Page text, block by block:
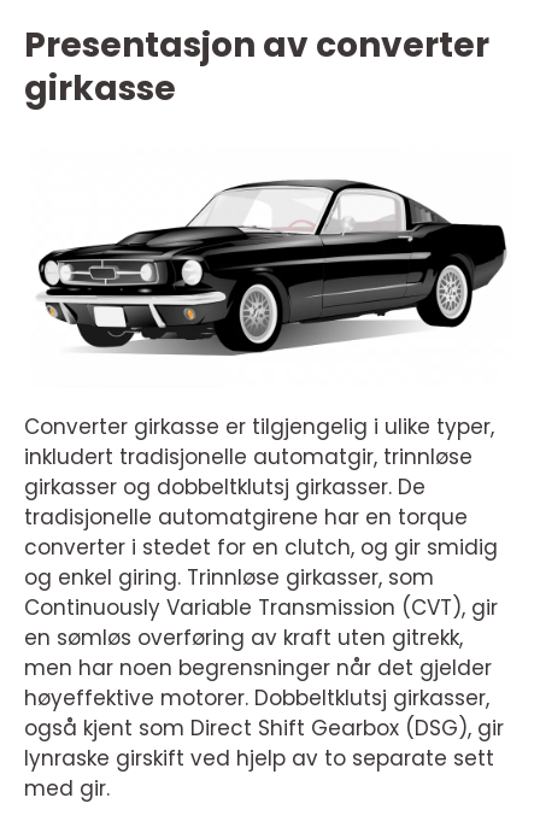
Presentasjon av converter
girkasse
Converter girkasse er tilgjengelig i ulike typer,
inkludert tradisjonelle automatgir, trinnløse
girkasser og dobbeltklutsj girkasser. De
tradisjonelle automatgirene har en torque
converter i stedet for en clutch, og gir smidig
og enkel giring. Trinnløse girkasser, som
Continuously Variable Transmission (CVT), gir
en sømløs overføring av kraft uten gitrekk,
men har noen begrensninger når det gjelder
høyeffektive motorer. Dobbeltklutsj girkasser,
også kjent som Direct Shift Gearbox (DSG), gir
lynraske girskift ved hjelp av to separate sett
med gir.